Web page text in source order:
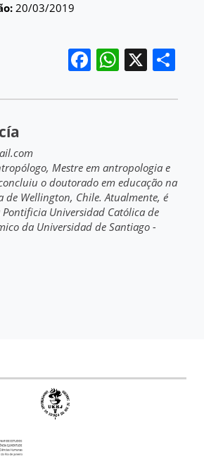
20/03/2019
Facebook
X
Mestre em antropologia e
o doutorado em educação na
de Wellington, Chile. Atualmente, é
Universidad Católica de
da Universidad de Santiago -